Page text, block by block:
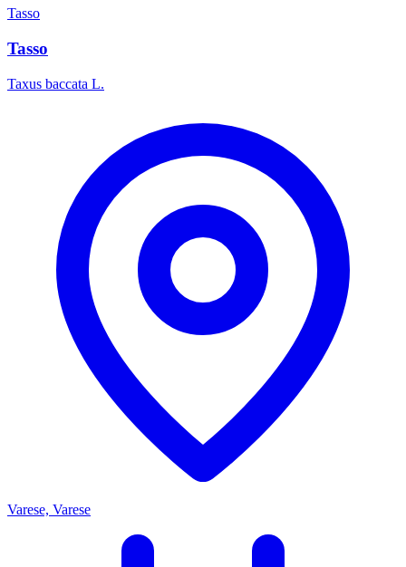
Tasso
Tasso
Taxus baccata L.
Varese, Varese